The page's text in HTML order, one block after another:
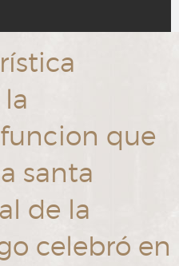
que
santa
de la
celebró en